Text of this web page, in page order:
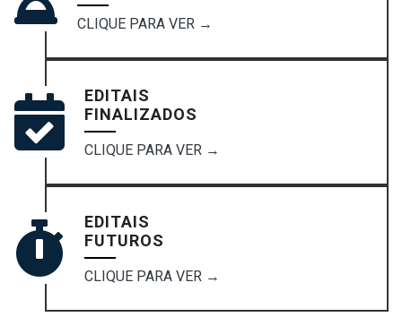
CLIQUE PARA VER →
EDITAIS
FINALIZADOS
CLIQUE PARA VER →
EDITAIS
FUTUROS
CLIQUE PARA VER →